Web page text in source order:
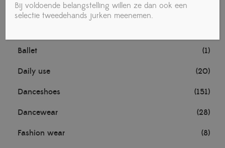
Vrouw
Ballet (1)
Daily use (20)
Danceshoes (151)
Dancewear (28)
Fashion wear (8)
Bij voldoende belangstelling willen ze dan ook een
selectie tweedehands jurken meenemen.